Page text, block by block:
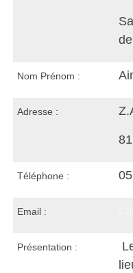
Nom Prénom :
Adresse :
Téléphone :
Email :
Présentation :